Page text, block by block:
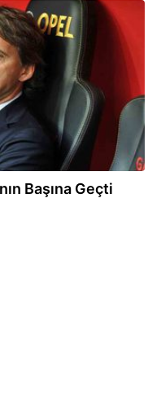
Başına Geçti